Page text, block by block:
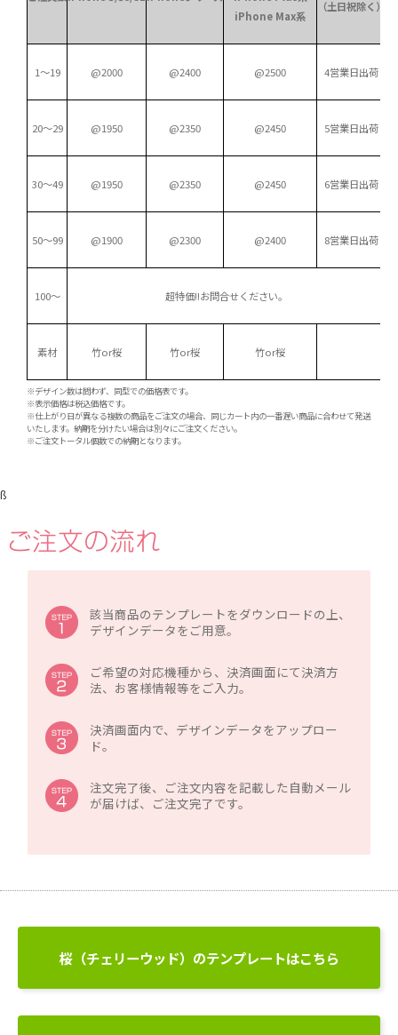
iPhone Max系
（土日祝除く）
1～19 @2000 @2400 @2500 4営業日出荷
20～29 @1950 @2350 @2450 5営業日出荷
30～49 @1950 @2350 @2450 6営業日出荷
50～99 @1900 @2300 @2400 8営業日出荷
100～ 超特価!!お問合せください。
素材 竹or桜 竹or桜 竹or桜
※デザイン数は問わず、同型での価格表です。
※表示価格は税込価格です。
※仕上がり日が異なる複数の商品をご注文の場合、同じカート内の一番遅い商品に合わせて発送
いたします。納期を分けたい場合は別々にご注文ください。
※ご注文トータル個数での納期となります。
ß
該当商品のテンプレートをダウンロードの上、
デザインデータをご用意。
ご希望の対応機種から、決済画面にて決済方
法、お客様情報等をご入力。
決済画面内で、デザインデータをアップロー
ド。
注文完了後、ご注文内容を記載した自動メール
が届けば、ご注文完了です。
桜（チェリーウッド）のテンプレートはこちら